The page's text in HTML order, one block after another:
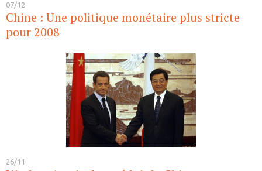
07/12
Chine : Une politique monétaire plus stricte
pour 2008
26/11